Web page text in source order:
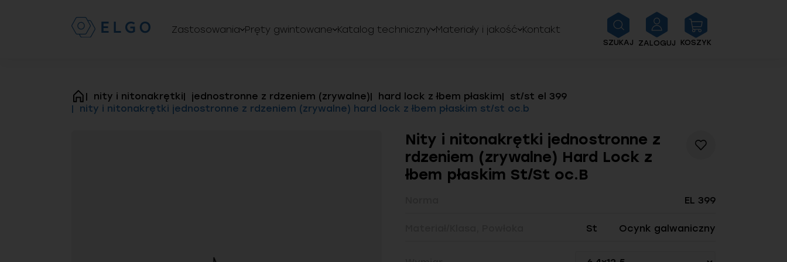
Zastosowania Pręty gwintowane Katalog techniczny Materiały i jakość Kontakt
SZUKAJ ZALOGUJ KOSZYK
strona
główna
nity i nitonakrętki jednostronne z rdzeniem (zrywalne) hard lock z łbem płaskim
st/st el 399
nity i nitonakrętki jednostronne z rdzeniem (zrywalne) hard lock z łbem płaskim st/st oc.b
Nity i nitonakrętki jednostronne z
rdzeniem (zrywalne) Hard Lock z
łbem płaskim St/St oc.B
EL 399
St Ocynk galwaniczny
Dodaj